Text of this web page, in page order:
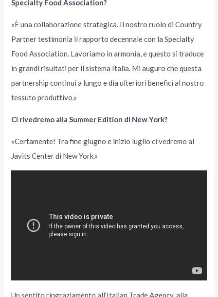
Specialty Food Association?
«È una collaborazione strategica. Il nostro ruolo di Country
Partner testimonia il rapporto decennale con la Specialty
Food Association. Lavoriamo in armonia, e questo si traduce
in grandi risultati per il sistema Italia. Mi auguro che questa
partnership continui a lungo e dia ulteriori benefici al nostro
tessuto produttivo.»
Ci rivedremo alla Summer Edition di New York?
«Certamente! Tra fine giugno e inizio luglio ci vedremo al
Javits Center di New York.»
Un sentito ringraziamento all’Italian Trade Agency, alla